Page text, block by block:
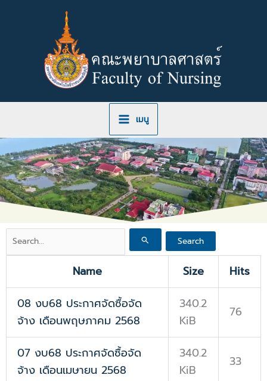
เมนู
Search
for:
Name
Size Hits
08 งบ68 ประกาศจัดซื้อจัด
จ้าง เดือนพฤษภาคม 2568
340.2
KiB
76
07 งบ68 ประกาศจัดซื้อจัด
จ้าง เดือนเมษายน 2568
340.2
KiB
33